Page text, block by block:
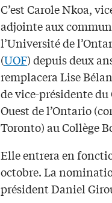
C’est Carole Nkoa,
adjointe aux
l’Université de
(UOF) depuis deux
remplacera Lise
de vice-présidente du
Ouest de l’Ontario
Toronto) au Collège
Elle entrera en
octobre. La
président Daniel